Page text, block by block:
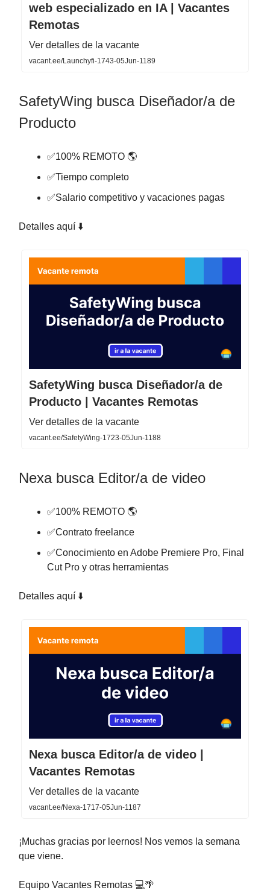
web especializado en IA | Vacantes
Remotas
Ver detalles de la vacante
vacant.ee/Launchyfi-1743-05Jun-1189
SafetyWing busca Diseñador/a de
Producto
✅100% REMOTO 🌎
✅Tiempo completo
✅Salario competitivo y vacaciones pagas
Detalles aquí ⬇️
SafetyWing busca Diseñador/a de
Producto | Vacantes Remotas
Ver detalles de la vacante
vacant.ee/SafetyWing-1723-05Jun-1188
Nexa busca Editor/a de video
✅100% REMOTO 🌎
✅Contrato freelance
✅Conocimiento en Adobe Premiere Pro, Final
Cut Pro y otras herramientas
Detalles aquí ⬇️
Nexa busca Editor/a de video |
Vacantes Remotas
Ver detalles de la vacante
vacant.ee/Nexa-1717-05Jun-1187
¡Muchas gracias por leernos! Nos vemos la semana
que viene.
Equipo Vacantes Remotas 💻🌴